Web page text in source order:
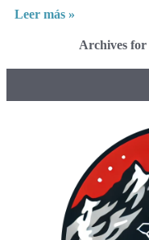
Leer más »
Archives for